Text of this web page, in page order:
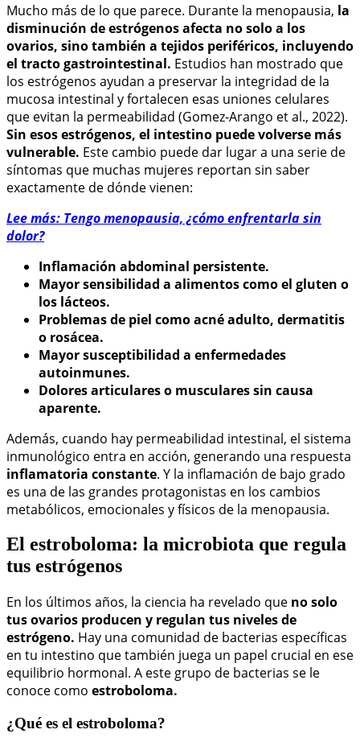
Mucho más de lo que parece. Durante la menopausia, la
disminución de estrógenos afecta no solo a los
ovarios, sino también a tejidos periféricos, incluyendo
el tracto gastrointestinal. Estudios han mostrado que
los estrógenos ayudan a preservar la integridad de la
mucosa intestinal y fortalecen esas uniones celulares
que evitan la permeabilidad (Gomez-Arango et al., 2022).
Sin esos estrógenos, el intestino puede volverse más
vulnerable. Este cambio puede dar lugar a una serie de
síntomas que muchas mujeres reportan sin saber
exactamente de dónde vienen:
Lee más: Tengo menopausia, ¿cómo enfrentarla sin
dolor?
Inflamación abdominal persistente.
Mayor sensibilidad a alimentos como el gluten o
los lácteos.
Problemas de piel como acné adulto, dermatitis
o rosácea.
Mayor susceptibilidad a enfermedades
autoinmunes.
Dolores articulares o musculares sin causa
aparente.
Además, cuando hay permeabilidad intestinal, el sistema
inmunológico entra en acción, generando una respuesta
inflamatoria constante. Y la inflamación de bajo grado
es una de las grandes protagonistas en los cambios
metabólicos, emocionales y físicos de la menopausia.
El estroboloma: la microbiota que regula
tus estrógenos
En los últimos años, la ciencia ha revelado que no solo
tus ovarios producen y regulan tus niveles de
estrógeno. Hay una comunidad de bacterias específicas
en tu intestino que también juega un papel crucial en ese
equilibrio hormonal. A este grupo de bacterias se le
conoce como estroboloma.
¿Qué es el estroboloma?